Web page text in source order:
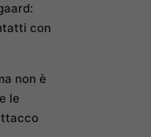
con
non è
le